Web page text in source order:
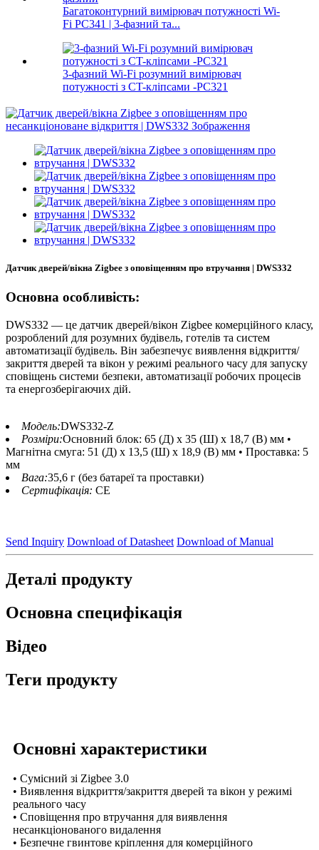
Багатоконтурний вимірювач потужності Wi-
Fi PC341 | 3-фазний та...
3-фазний Wi-Fi розумний вимірювач
потужності з CT-кліпсами -PC321
Датчик дверей/вікна Zigbee з оповіщенням про втручання | DWS332
Основна особливість:
DWS332 — це датчик дверей/вікон Zigbee комерційного класу,
розроблений для розумних будівель, готелів та систем
автоматизації будівель. Він забезпечує виявлення відкриття/
закриття дверей та вікон у режимі реального часу для запуску
сповіщень системи безпеки, автоматизації робочих процесів
та енергозберігаючих дій.
Модель:DWS332-Z
Розміри:Основний блок: 65 (Д) x 35 (Ш) x 18,7 (В) мм •
Магнітна смуга: 51 (Д) x 13,5 (Ш) x 18,9 (В) мм • Проставка: 5
мм
Вага:35,6 г (без батареї та проставки)
Сертифікація: CE
Send Inquiry Download of Datasheet Download of Manual
Деталі продукту
Основна специфікація
Відео
Теги продукту
Основні характеристики
• Сумісний зі Zigbee 3.0
• Виявлення відкриття/закриття дверей та вікон у режимі
реального часу
• Сповіщення про втручання для виявлення
несанкціонованого видалення
• Безпечне гвинтове кріплення для комерційного